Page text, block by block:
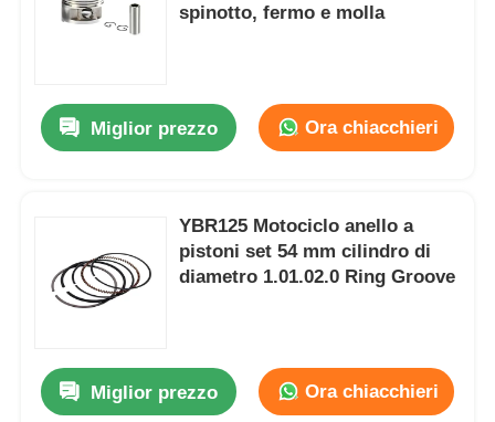
spinotto, fermo e molla
Miglior prezzo Ora chiacchieri
YBR125 Motociclo anello a
pistoni set 54 mm cilindro di
diametro 1.01.02.0 Ring Groove
Miglior prezzo Ora chiacchieri